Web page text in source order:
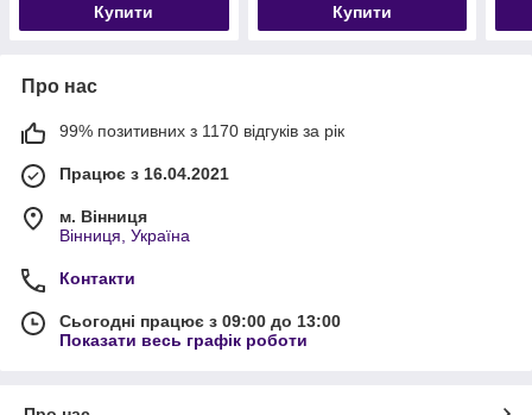
Купити Купити
Про нас
99% позитивних з 1170 відгуків за рік
Працює з 16.04.2021
м. Вінниця
Вінниця, Україна
Контакти
Сьогодні працює з 09:00 до 13:00
Показати весь графік роботи